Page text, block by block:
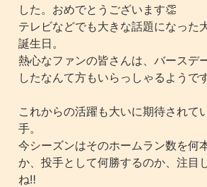
した。おめでとうございます👏
テレビなどでも大きな話題になった
誕生日。
熱心なファンの皆さんは、バースデ
したなんて方もいらっしゃるようで
これからの活躍も大いに期待されて
手。
今シーズンはそのホームラン数を何
か、投手として何勝するのか、注目
ね‼️